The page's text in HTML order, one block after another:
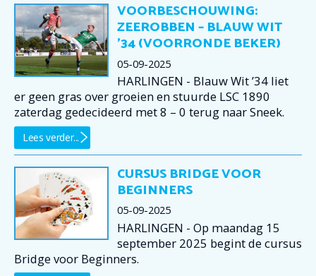
VOORBESCHOUWING:
ZEEROBBEN – BLAUW WIT
’34 (VOORRONDE BEKER)
05-09-2025
HARLINGEN - Blauw Wit ’34 liet
er geen gras over groeien en stuurde LSC 1890
zaterdag gedecideerd met 8 – 0 terug naar Sneek.
Lees verder...
CURSUS BRIDGE VOOR
BEGINNERS
05-09-2025
HARLINGEN - Op maandag 15
september 2025 begint de cursus
Bridge voor Beginners.